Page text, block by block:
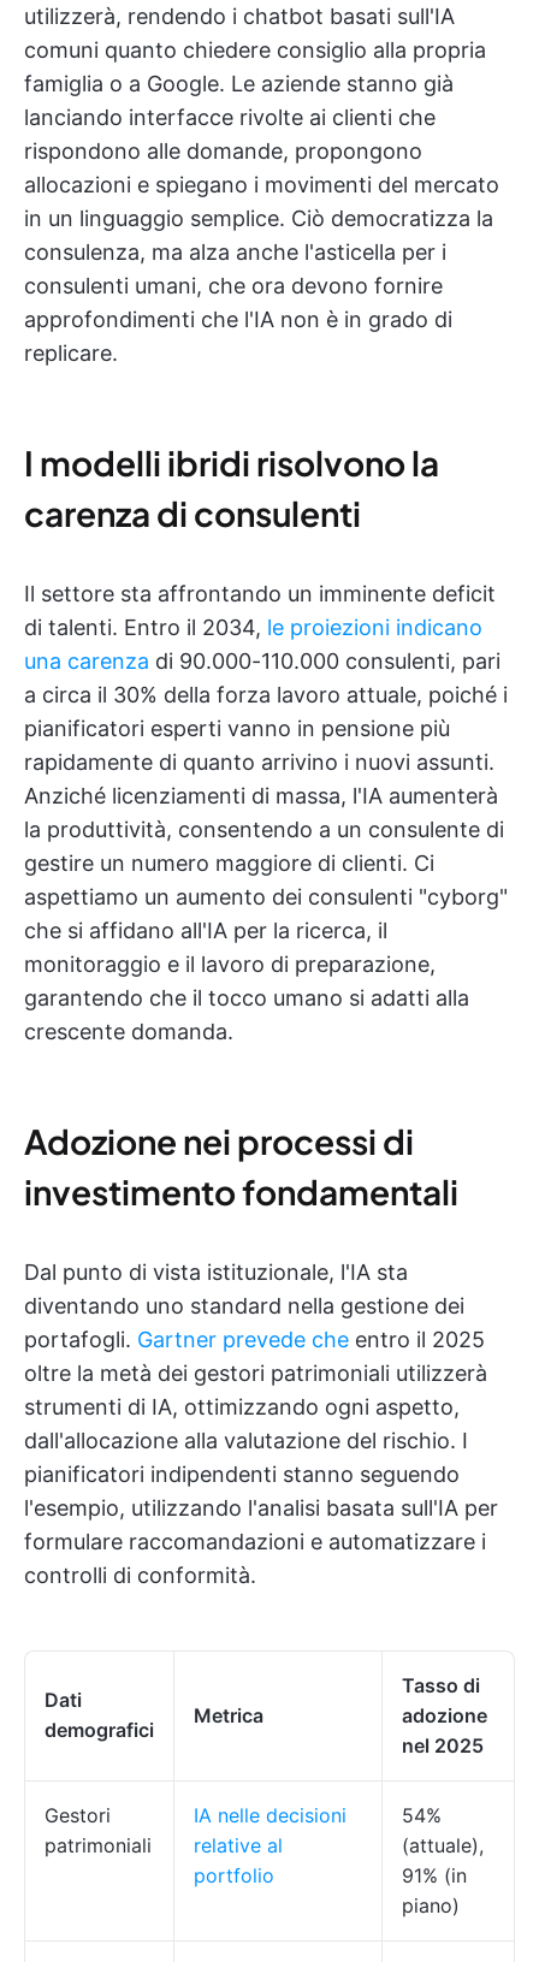
utilizzerà, rendendo i chatbot basati sull'IA
comuni quanto chiedere consiglio alla propria
famiglia o a Google. Le aziende stanno già
lanciando interfacce rivolte ai clienti che
rispondono alle domande, propongono
allocazioni e spiegano i movimenti del mercato
in un linguaggio semplice. Ciò democratizza la
consulenza, ma alza anche l'asticella per i
consulenti umani, che ora devono fornire
approfondimenti che l'IA non è in grado di
replicare.
I modelli ibridi risolvono la
carenza di consulenti
Il settore sta affrontando un imminente deficit
di talenti. Entro il 2034, le proiezioni indicano
una carenza di 90.000-110.000 consulenti, pari
a circa il 30% della forza lavoro attuale, poiché i
pianificatori esperti vanno in pensione più
rapidamente di quanto arrivino i nuovi assunti.
Anziché licenziamenti di massa, l'IA aumenterà
la produttività, consentendo a un consulente di
gestire un numero maggiore di clienti. Ci
aspettiamo un aumento dei consulenti "cyborg"
che si affidano all'IA per la ricerca, il
monitoraggio e il lavoro di preparazione,
garantendo che il tocco umano si adatti alla
crescente domanda.
Adozione nei processi di
investimento fondamentali
Dal punto di vista istituzionale, l'IA sta
diventando uno standard nella gestione dei
portafogli. Gartner prevede che entro il 2025
oltre la metà dei gestori patrimoniali utilizzerà
strumenti di IA, ottimizzando ogni aspetto,
dall'allocazione alla valutazione del rischio. I
pianificatori indipendenti stanno seguendo
l'esempio, utilizzando l'analisi basata sull'IA per
formulare raccomandazioni e automatizzare i
controlli di conformità.
Dati
demografici
Metrica
Tasso di
adozione
nel 2025
Gestori
patrimoniali
IA nelle decisioni
relative al
portfolio
54%
(attuale),
91% (in
piano)